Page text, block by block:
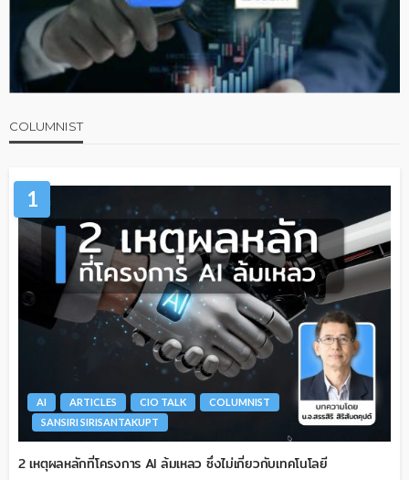
COLUMNIST
1
AI ARTICLES CIO TALK
COLUMNIST
SANSIRI SIRISANTAKUPT
2 เหตุผลหลักที่โครงการ AI ล้มเหลว ซึ่งไม่เกี่ยวกับเทคโนโลยี